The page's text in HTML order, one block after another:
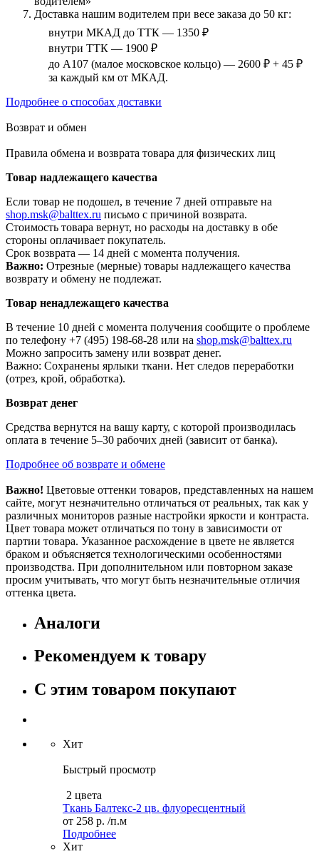
Доставка нашим водителем при весе заказа до 50 кг:
внутри МКАД до ТТК — 1350 ₽
внутри ТТК — 1900 ₽
до А107 (малое московское кольцо) — 2600 ₽ + 45 ₽
за каждый км от МКАД.
Подробнее о способах доставки
Возврат и обмен
Правила обмена и возврата товара для физических лиц
Товар надлежащего качества
Если товар не подошел, в течение 7 дней отправьте на
shop.msk@balttex.ru письмо с причиной возврата.
Стоимость товара вернут, но расходы на доставку в обе
стороны оплачивает покупатель.
Срок возврата — 14 дней с момента получения.
Важно: Отрезные (мерные) товары надлежащего качества
возврату и обмену не подлежат.
Товар ненадлежащего качества
В течение 10 дней с момента получения сообщите о проблеме
по телефону +7 (495) 198-68-28 или на shop.msk@balttex.ru
Можно запросить замену или возврат денег.
Важно: Сохранены ярлыки ткани. Нет следов переработки
(отрез, крой, обработка).
Возврат денег
Средства вернутся на вашу карту, с которой производилась
оплата в течение 5–30 рабочих дней (зависит от банка).
Подробнее об возврате и обмене
Важно! Цветовые оттенки товаров, представленных на нашем
сайте, могут незначительно отличаться от реальных, так как у
различных мониторов разные настройки яркости и контраста.
Цвет товара может отличаться по тону в зависимости от
партии товара. Указанное расхождение в цвете не является
браком и объясняется технологическими особенностями
производства. При дополнительном или повторном заказе
просим учитывать, что могут быть незначительные отличия
оттенка цвета.
Аналоги
Рекомендуем к товару
С этим товаром покупают
Хит
Быстрый просмотр
2 цвета
Ткань Балтекс-2 цв. флуоресцентный
от 258 р. /п.м
Подробнее
Хит